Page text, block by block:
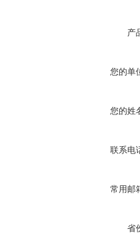
产
您的单
您的姓
联系电
常用邮
省